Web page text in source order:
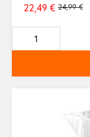
Prix
de
base
24,99 €
22,49 €